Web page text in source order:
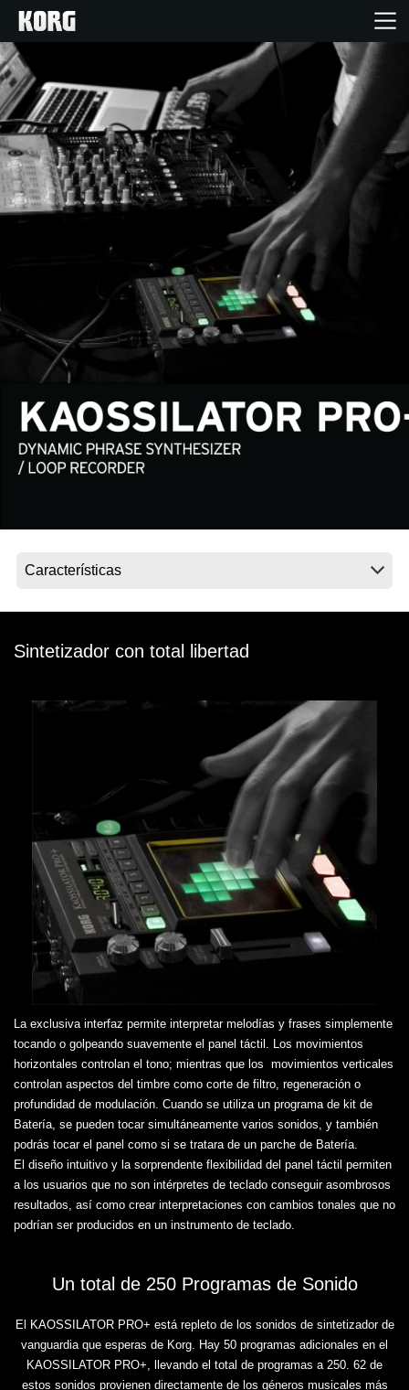
Inicio
Productos
Características
Eventos
Soporte
Localizador de Tiendas
Noticias
Ubicación
Sintetizador con total libertad
La exclusiva interfaz permite interpretar melodías y frases simplemente
tocando o golpeando suavemente el panel táctil. Los movimientos
horizontales controlan el tono; mientras que los movimientos verticales
controlan aspectos del timbre como corte de filtro, regeneración o
profundidad de modulación. Cuando se utiliza un programa de kit de
Batería, se pueden tocar simultáneamente varios sonidos, y también
podrás tocar el panel como si se tratara de un parche de Batería.
El diseño intuitivo y la sorprendente flexibilidad del panel táctil permiten
a los usuarios que no son intérpretes de teclado conseguir asombrosos
resultados, así como crear interpretaciones con cambios tonales que no
podrían ser producidos en un instrumento de teclado.
Un total de 250 Programas de Sonido
El KAOSSILATOR PRO+ está repleto de los sonidos de sintetizador de
vanguardia que esperas de Korg. Hay 50 programas adicionales en el
KAOSSILATOR PRO+, llevando el total de programas a 250. 62 de
estos sonidos provienen directamente de los géneros musicales más